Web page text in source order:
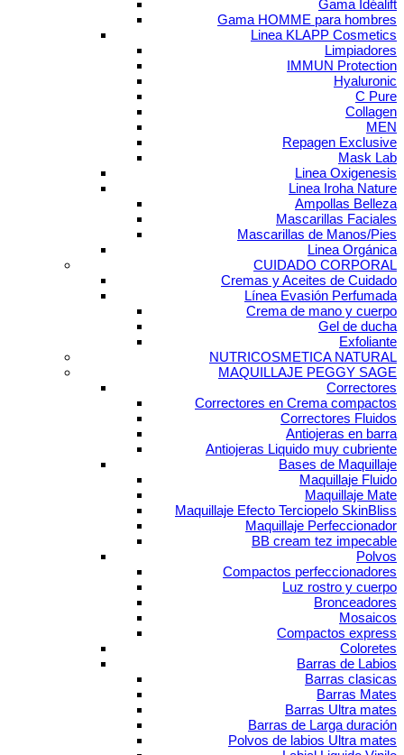
Gama Idéalift
Gama HOMME para hombres
Linea KLAPP Cosmetics
Limpiadores
IMMUN Protection
Hyaluronic
C Pure
Collagen
MEN
Repagen Exclusive
Mask Lab
Linea Oxigenesis
Linea Iroha Nature
Ampollas Belleza
Mascarillas Faciales
Mascarillas de Manos/Pies
Linea Orgánica
CUIDADO CORPORAL
Cremas y Aceites de Cuidado
Línea Evasión Perfumada
Crema de mano y cuerpo
Gel de ducha
Exfoliante
NUTRICOSMETICA NATURAL
MAQUILLAJE PEGGY SAGE
Correctores
Correctores en Crema compactos
Correctores Fluidos
Antiojeras en barra
Antiojeras Liquido muy cubriente
Bases de Maquillaje
Maquillaje Fluido
Maquillaje Mate
Maquillaje Efecto Terciopelo SkinBliss
Maquillaje Perfeccionador
BB cream tez impecable
Polvos
Compactos perfeccionadores
Luz rostro y cuerpo
Bronceadores
Mosaicos
Compactos express
Coloretes
Barras de Labios
Barras clasicas
Barras Mates
Barras Ultra mates
Barras de Larga duración
Polvos de labios Ultra mates